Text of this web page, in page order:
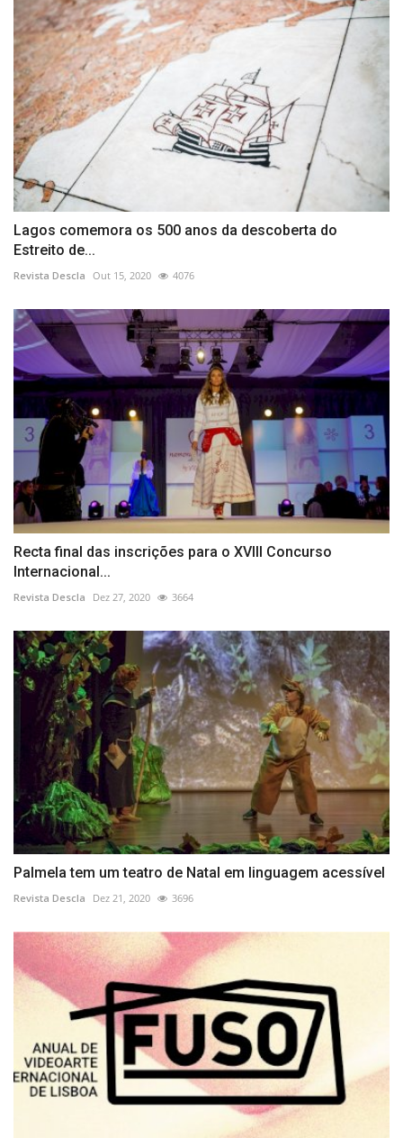
Lagos comemora os 500 anos da descoberta do
Estreito de...
Revista Descla Out 15, 2020 4076
Recta final das inscrições para o XVIII Concurso
Internacional...
Revista Descla Dez 27, 2020 3664
Palmela tem um teatro de Natal em linguagem acessível
Revista Descla Dez 21, 2020 3696